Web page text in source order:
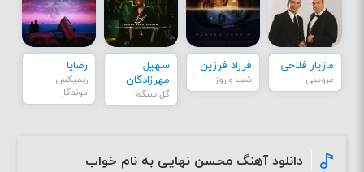
مازیار فلاحی
عروسی
فرزاد فرزین
شب و روز
سهیل
مهرزادگان
گل سنگم
رضایا
ریمیکس
موندگار
دانلود آهنگ محسن نهایی به نام خواب